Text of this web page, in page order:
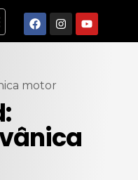
motor